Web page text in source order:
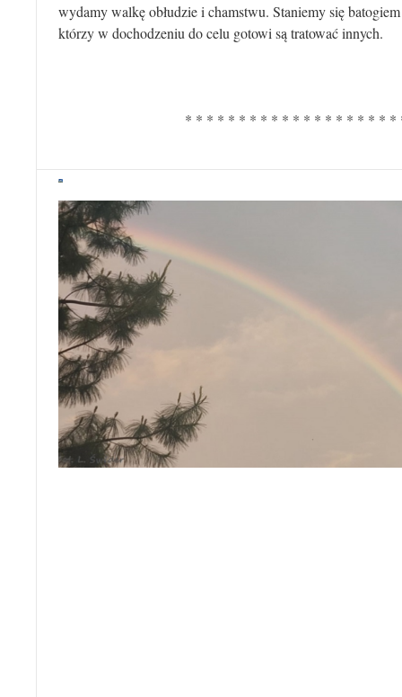
wydamy walkę obłudzie i chamstwu. Staniemy się
którzy w dochodzeniu do celu gotowi są tratować innych.
* * * * * * * * * * * * * * * * * * * *